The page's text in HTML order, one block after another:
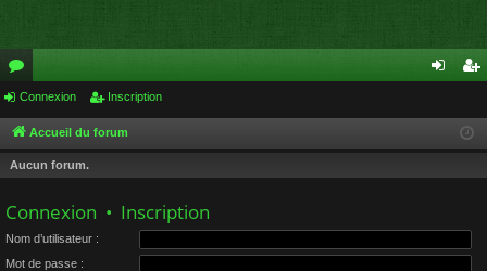
or
u
m
cri
Connexion Inscription
Accueil du forum
Aucun forum.
Connexion • Inscription
Nom d’utilisateur :
Mot de passe :